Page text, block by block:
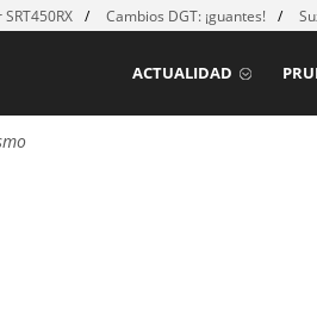
Cambios DGT: ¡guantes!
ACTUALIDAD